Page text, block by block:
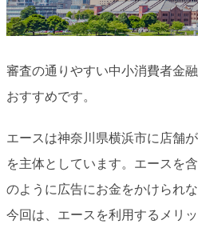
審査の通りやすい中小消費者金
おすすめです。
エースは神奈川県横浜市に店舗
を主体としています。エースを
のように広告にお金をかけられ
今回は、エースを利用するメリ